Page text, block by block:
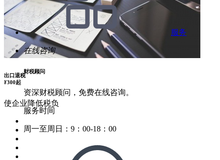
出口退税
¥300起
使企业降低税负
服务
在线咨询
财税顾问
资深财税顾问，免费在线咨询。
服务时间
周一至周日：9：00-18：00